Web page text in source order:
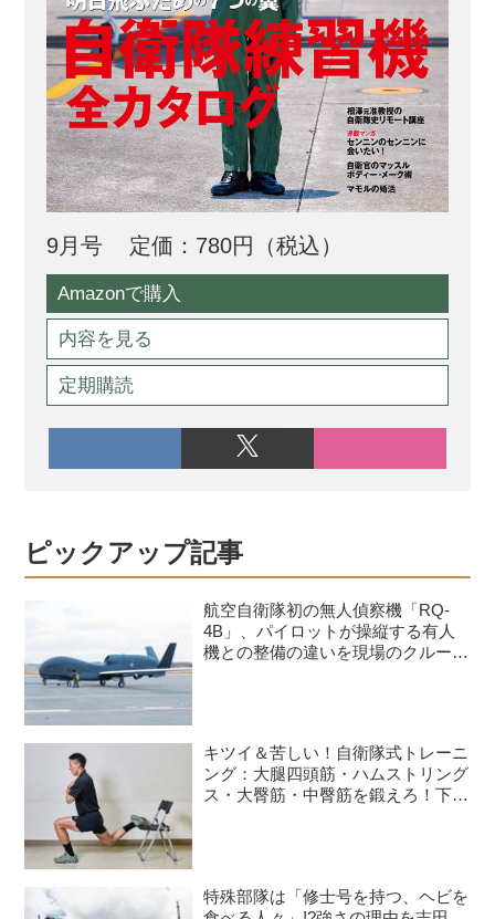
9月号 定価：780円（税込）
Amazonで購入
内容を見る
定期購読
ピックアップ記事
航空自衛隊初の無人偵察機「RQ-
4B」、パイロットが操縦する有人
機との整備の違いを現場のクルーが
キツイ＆苦しい！自衛隊式トレーニ
ング：大腿四頭筋・ハムストリング
ス・大臀筋・中臀筋を鍛えろ！下半
特殊部隊は「修士号を持つ、ヘビを